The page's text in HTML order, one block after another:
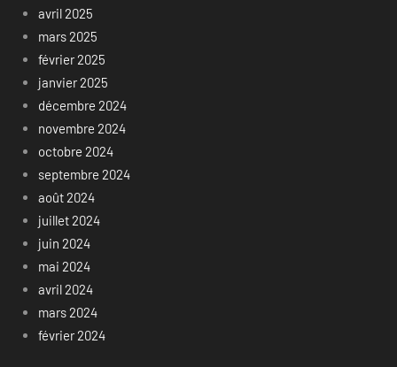
avril 2025
mars 2025
février 2025
janvier 2025
décembre 2024
novembre 2024
octobre 2024
septembre 2024
août 2024
juillet 2024
juin 2024
mai 2024
avril 2024
mars 2024
février 2024